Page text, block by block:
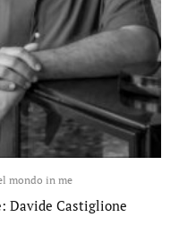
mondo in me
Davide Castiglione